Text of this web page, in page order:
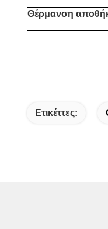
Θέρμανση
Ετικέττες: